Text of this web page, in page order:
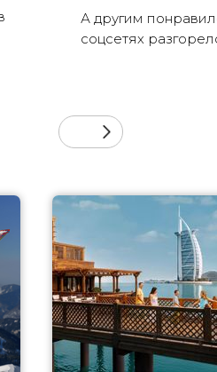
А другим
соцсетях